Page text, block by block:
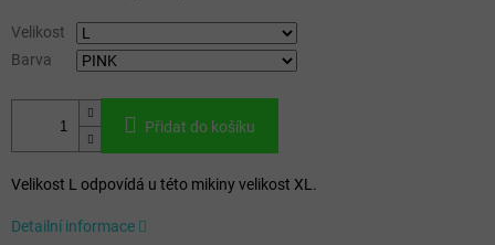
Velikost
Barva
Přidat do košíku
Velikost L odpovídá u této mikiny velikost XL.
Detailní informace